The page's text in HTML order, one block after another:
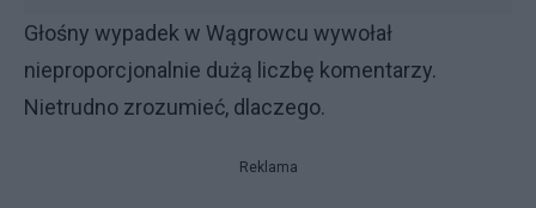
Głośny wypadek w Wągrowcu wywołał
nieproporcjonalnie dużą liczbę komentarzy.
Nietrudno zrozumieć, dlaczego.
Reklama